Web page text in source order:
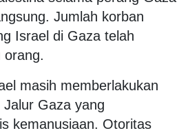
Jumlah korban
Israel di Gaza telah
orang.
masih memberlakukan
Gaza yang
kemanusiaan. Otoritas